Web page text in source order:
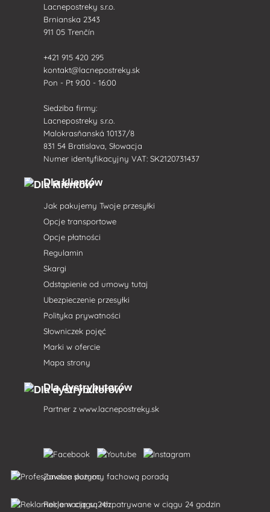
Lacnepostreky s.r.o.
Brnianska 2343
911 05 Trenčín
+421 915 420 295
kontakt@lacnepostreky.sk
Pon - Pt 9:00 - 16:00
Siedziba firmy:
Lacnepostreky s.r.o.
Malokrasňanská 10137/8
831 54 Bratislava, Słowacja
Numer identyfikacyjny VAT: SK2120731437
Dla klientów
Jak pakujemy Twoje przesyłki
Opcje transportowe
Opcje płatności
Regulamin
Skargi
Odstąpienie od umowy tutaj
Ubezpieczenie przesyłki
Polityka prywatności
Słowniczek pojęć
Marki w ofercie
Mapa strony
Dla dystrybutorów
Partner z www.lacnepostreky.sk
Zawsze służymy fachową poradą
Reklamacje są rozpatrywane w ciągu 24 godzin